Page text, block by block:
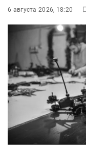
6 августа 2026, 18:20